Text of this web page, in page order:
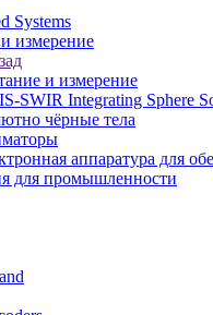
Systems
измерение
и измерение
SWIR Integrating Sphere
чёрные тела
аппаратура для
для промышленности